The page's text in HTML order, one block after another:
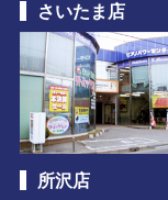
さいたま店
所沢店